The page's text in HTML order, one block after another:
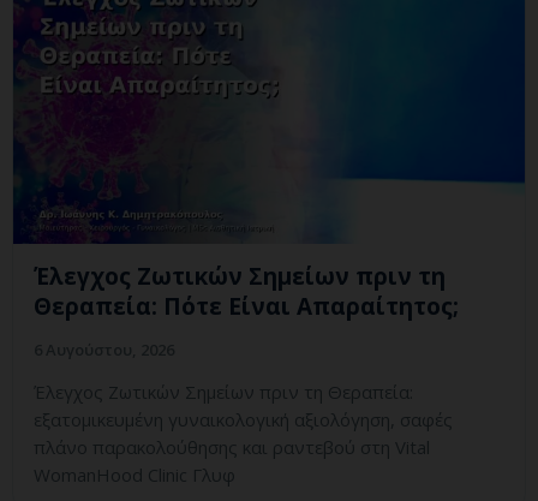
Έλεγχος Ζωτικών Σημείων πριν τη
Θεραπεία: Πότε Είναι Απαραίτητος;
Έλεγχος Ζωτικών Σημείων πριν τη Θεραπεία:
εξατομικευμένη γυναικολογική αξιολόγηση, σαφές
πλάνο παρακολούθησης και ραντεβού στη Vital
WomanHood Clinic Γλυφ